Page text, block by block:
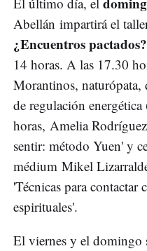
Abellán impartirá el
¿Encuentros
14 horas. A las 17.30
Morantinos, naturópata,
de regulación
horas, Amelia
sentir: método Yuen' y
médium Mikel
'Técnicas para contactar
espirituales'.
El viernes y el domingo